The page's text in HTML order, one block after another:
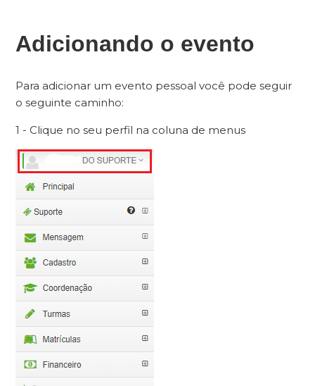
Adicionando o evento
Para adicionar um evento pessoal você pode seguir
o seguinte caminho:
1 - Clique no seu perfil na coluna de menus